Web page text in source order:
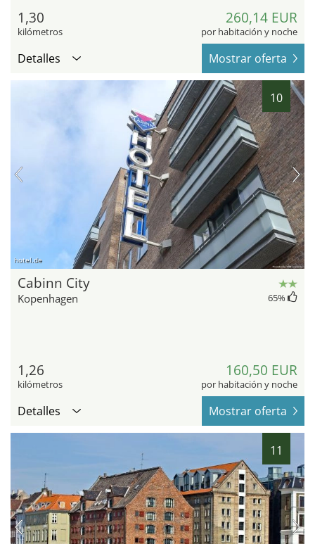
1,30
kilómetros
260,14 EUR
por habitación y noche
Detalles Mostrar oferta
10
hotel.de
Cabinn City
Kopenhagen 65%
1,26
kilómetros
160,50 EUR
por habitación y noche
Detalles Mostrar oferta
11